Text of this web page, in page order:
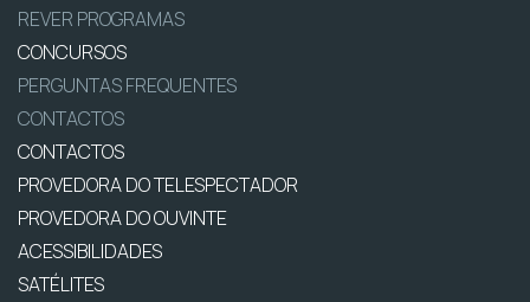
REVER PROGRAMAS
CONCURSOS
PERGUNTAS FREQUENTES
CONTACTOS
CONTACTOS
PROVEDORA DO TELESPECTADOR
PROVEDORA DO OUVINTE
ACESSIBILIDADES
SATÉLITES